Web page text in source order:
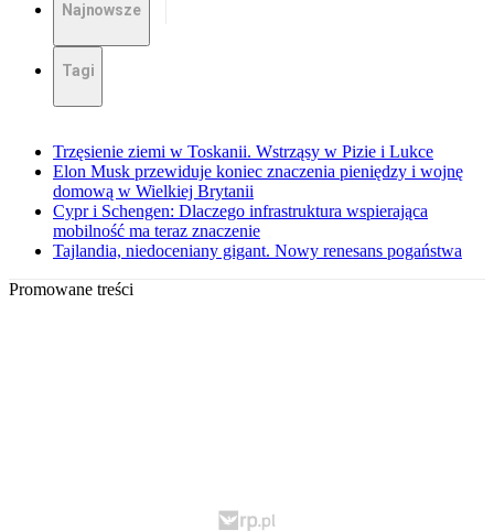
Najnowsze
Tagi
Trzęsienie ziemi w Toskanii. Wstrząsy w Pizie i Lukce
Elon Musk przewiduje koniec znaczenia pieniędzy i wojnę
domową w Wielkiej Brytanii
Cypr i Schengen: Dlaczego infrastruktura wspierająca
mobilność ma teraz znaczenie
Tajlandia, niedoceniany gigant. Nowy renesans pogaństwa
Promowane treści